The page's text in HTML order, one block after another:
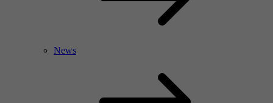
News